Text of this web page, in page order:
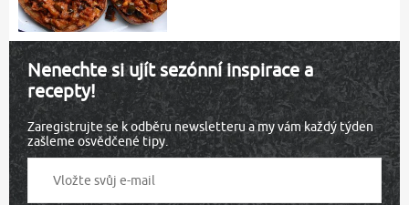
Nenechte si ujít sezónní inspirace a
recepty!
Zaregistrujte se k odběru newsletteru a my vám každý týden
zašleme osvědčené tipy.